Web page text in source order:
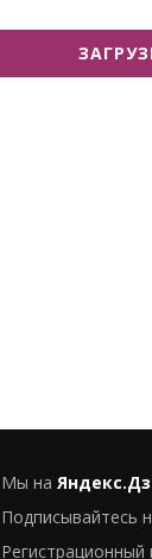
Мы на
Подписывайтесь